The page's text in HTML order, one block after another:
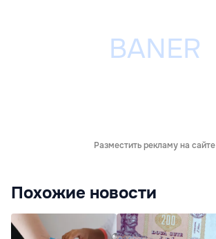
Разместить рекламу на сайте
Похожие новости